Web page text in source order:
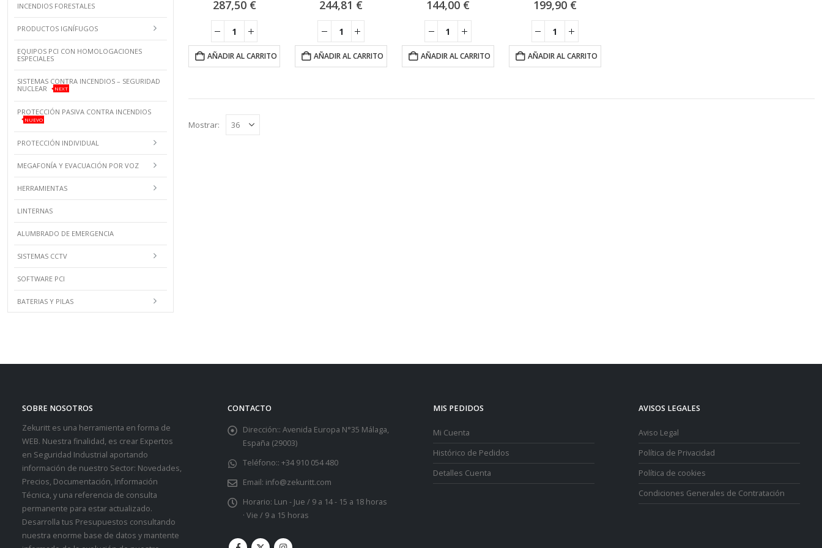
287,50 €
AÑADIR AL CARRITO
244,81 €
AÑADIR AL CARRITO
144,00 €
AÑADIR AL CARRITO
199,90 €
AÑADIR AL CARRITO
Mostrar:
INCENDIOS FORESTALES
PRODUCTOS IGNÍFUGOS
EQUIPOS PCI CON HOMOLOGACIONES
ESPECIALES
SISTEMAS CONTRA INCENDIOS – SEGURIDAD
NUCLEAR
NEXT
PROTECCIÓN PASIVA CONTRA INCENDIOS
NUEVO
PROTECCIÓN INDIVIDUAL
MEGAFONÍA Y EVACUACIÓN POR VOZ
HERRAMIENTAS
LINTERNAS
ALUMBRADO DE EMERGENCIA
SISTEMAS CCTV
SOFTWARE PCI
BATERIAS Y PILAS
SOBRE NOSOTROS
Zekuritt es una herramienta en forma de
WEB. Nuestra finalidad, es crear Expertos
en Seguridad Industrial aportando
información de nuestro Sector: Novedades,
Precios, Documentación, Información
Técnica, y una referencia de consulta
permanente para estar actualizado.
Desarrolla tus Presupuestos consultando
nuestra enorme base de datos y mantente
CONTACTO
Dirección:: Avenida Europa N°35 Málaga,
España (29003)
Teléfono:: +34 910 054 480
Email: info@zekuritt.com
Horario: Lun - Jue / 9 a 14 - 15 a 18 horas
· Vie / 9 a 15 horas
MIS PEDIDOS
Mi Cuenta
Histórico de Pedidos
Detalles Cuenta
AVISOS LEGALES
Aviso Legal
Política de Privacidad
Política de cookies
Condiciones Generales de Contratación